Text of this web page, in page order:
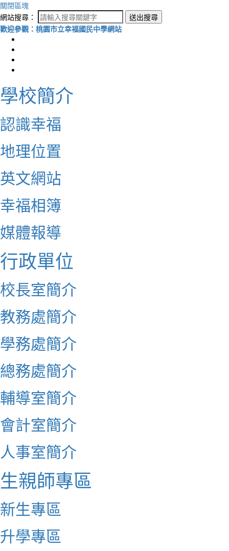
關閉區塊
網站搜尋：
送出搜尋
歡迎參觀：桃園市立幸福國民中學網站
學校簡介
認識幸福
地理位置
英文網站
幸福相簿
媒體報導
行政單位
校長室簡介
教務處簡介
學務處簡介
總務處簡介
輔導室簡介
會計室簡介
人事室簡介
生親師專區
新生專區
升學專區